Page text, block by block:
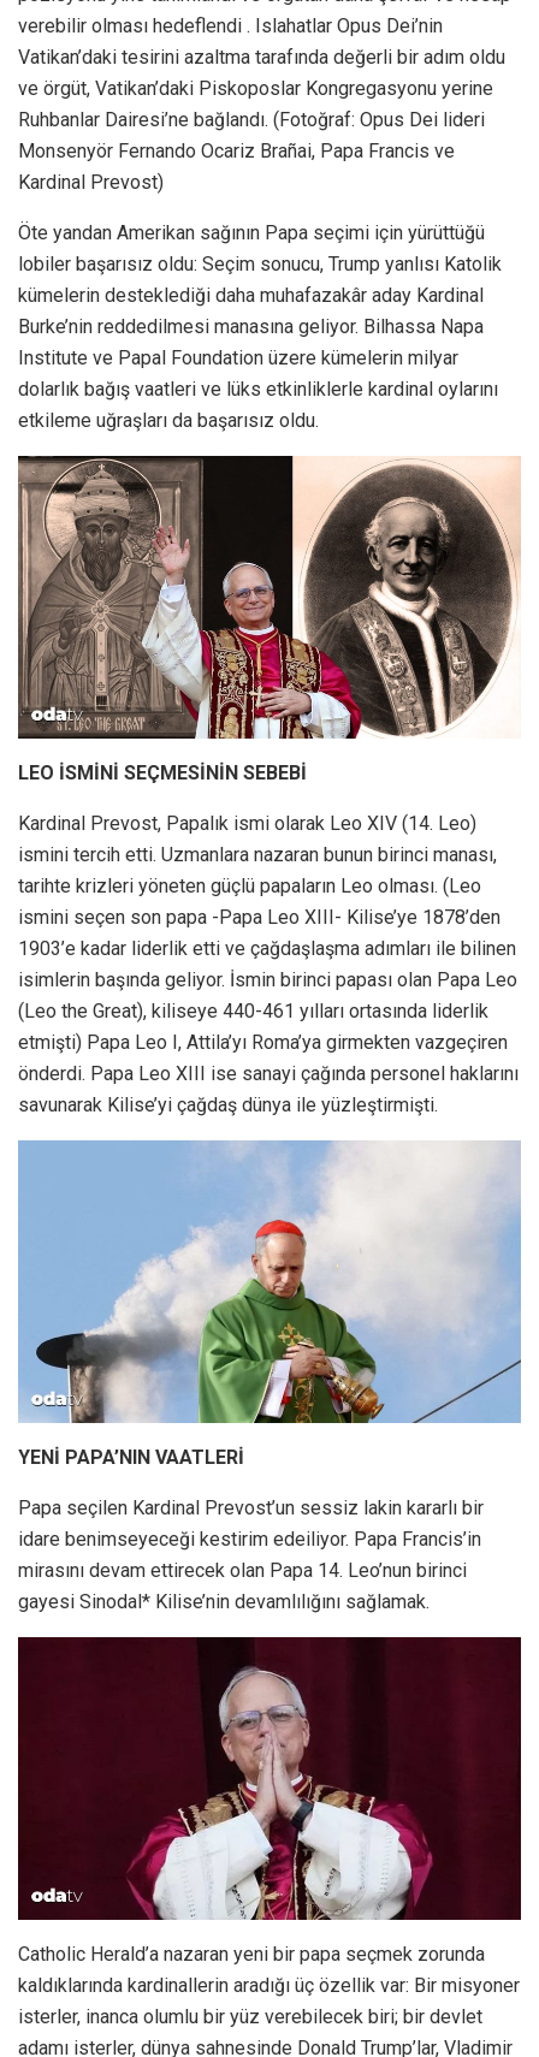
verebilir olması hedeflendi . Islahatlar Opus Dei’nin
Vatikan’daki tesirini azaltma tarafında değerli bir adım oldu
ve örgüt, Vatikan’daki Piskoposlar Kongregasyonu yerine
Ruhbanlar Dairesi’ne bağlandı. (Fotoğraf: Opus Dei lideri
Monsenyör Fernando Ocariz Brañai, Papa Francis ve
Kardinal Prevost)
Öte yandan Amerikan sağının Papa seçimi için yürüttüğü
lobiler başarısız oldu: Seçim sonucu, Trump yanlısı Katolik
kümelerin desteklediği daha muhafazakâr aday Kardinal
Burke’nin reddedilmesi manasına geliyor. Bilhassa Napa
Institute ve Papal Foundation üzere kümelerin milyar
dolarlık bağış vaatleri ve lüks etkinliklerle kardinal oylarını
etkileme uğraşları da başarısız oldu.
LEO İSMİNİ SEÇMESİNİN SEBEBİ
Kardinal Prevost, Papalık ismi olarak Leo XIV (14. Leo)
ismini tercih etti. Uzmanlara nazaran bunun birinci manası,
tarihte krizleri yöneten güçlü papaların Leo olması. (Leo
ismini seçen son papa -Papa Leo XIII- Kilise’ye 1878’den
1903’e kadar liderlik etti ve çağdaşlaşma adımları ile bilinen
isimlerin başında geliyor. İsmin birinci papası olan Papa Leo
(Leo the Great), kiliseye 440-461 yılları ortasında liderlik
etmişti) Papa Leo I, Attila’yı Roma’ya girmekten vazgeçiren
önderdi. Papa Leo XIII ise sanayi çağında personel haklarını
savunarak Kilise’yi çağdaş dünya ile yüzleştirmişti.
YENİ PAPA’NIN VAATLERİ
Papa seçilen Kardinal Prevost’un sessiz lakin kararlı bir
idare benimseyeceği kestirim edeiliyor. Papa Francis’in
mirasını devam ettirecek olan Papa 14. Leo’nun birinci
gayesi Sinodal* Kilise’nin devamlılığını sağlamak.
Catholic Herald’a nazaran yeni bir papa seçmek zorunda
kaldıklarında kardinallerin aradığı üç özellik var: Bir misyoner
isterler, inanca olumlu bir yüz verebilecek biri; bir devlet
adamı isterler, dünya sahnesinde Donald Trump’lar, Vladimir